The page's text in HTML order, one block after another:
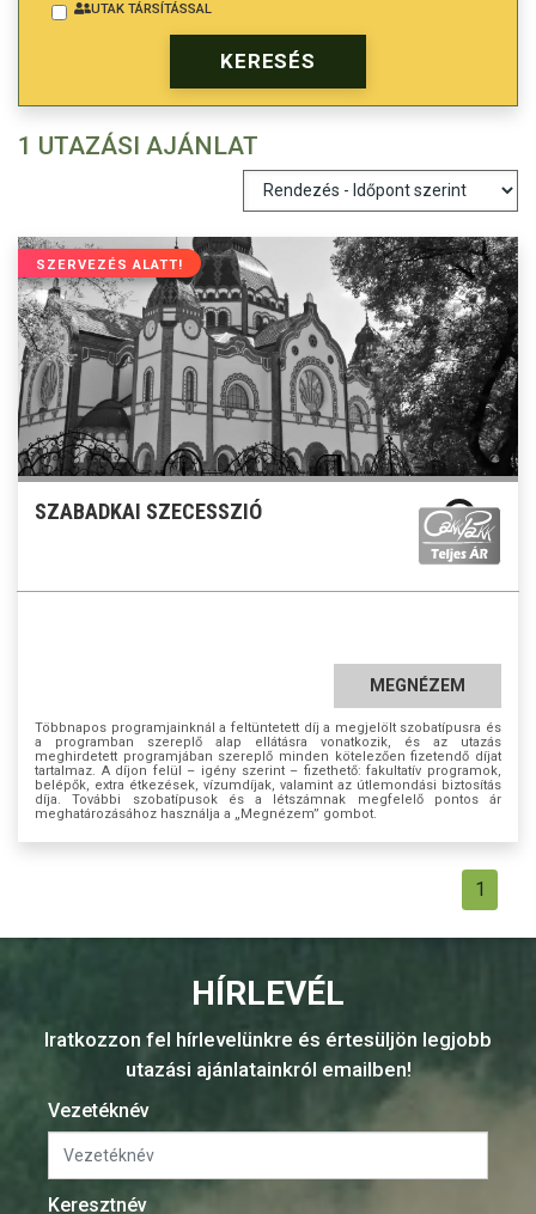
UTAK TÁRSÍTÁSSAL
1 UTAZÁSI AJÁNLAT
SZERVEZÉS ALATT!
SZABADKAI SZECESSZIÓ
MEGNÉZEM
Többnapos programjainknál a feltüntetett díj a megjelölt szobatípusra és
a programban szereplő alap ellátásra vonatkozik, és az utazás
meghirdetett programjában szereplő minden kötelezően fizetendő díjat
tartalmaz. A díjon felül – igény szerint – fizethető: fakultatív programok,
belépők, extra étkezések, vízumdíjak, valamint az útlemondási biztosítás
díja. További szobatípusok és a létszámnak megfelelő pontos ár
meghatározásához használja a „Megnézem” gombot.
1
HÍRLEVÉL
Iratkozzon fel hírlevelünkre és értesüljön legjobb
utazási ajánlatainkról emailben!
Vezetéknév
Keresztnév